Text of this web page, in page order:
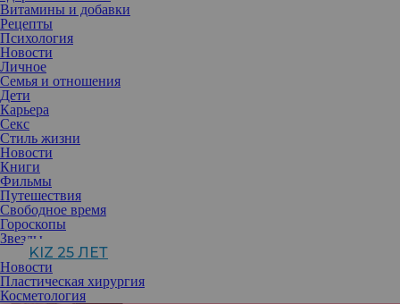
Витамины и добавки
Рецепты
Психология
Новости
Личное
Семья и отношения
Дети
Карьера
Секс
Стиль жизни
Новости
Книги
Фильмы
Путешествия
Свободное время
Гороскопы
Звезды
KIZ 25 ЛЕТ
Новости
Пластическая хирургия
Косметология
В последние годы все чаще звучат термины «силиконовая
болезнь», аутоиммунные реакции и даже связь имплантатов с
развитием лимфомы. Что стоит за этими опасениями?
Разбираемся, какие научные исследования посвящены влиянию
имплантатов на здоровье и насколько реальны риски.